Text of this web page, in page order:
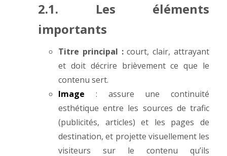
2.1. Les éléments
importants
Titre principal :court, clair, attrayant
et doit décrire brièvement ce que le
contenu sert.
Image : assure une continuité
esthétique entre les sources de trafic
(publicités, articles) et les pages de
destination, et projette visuellement les
visiteurs sur le contenu qu’ils